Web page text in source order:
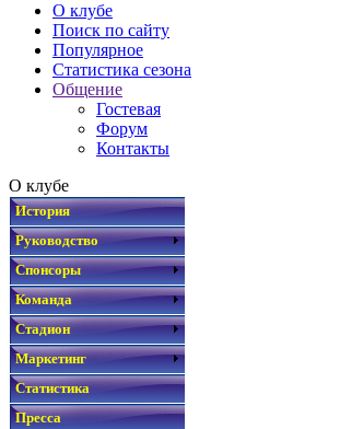
О клубе
Поиск по сайту
Популярное
Статистика сезона
Общение
Гостевая
Форум
Контакты
О клубе
История
Руководство
Спонсоры
Команда
Стадион
Маркетинг
Статистика
Пресса